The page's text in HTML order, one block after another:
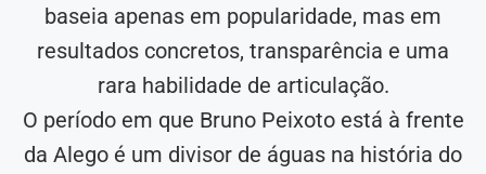
baseia apenas em popularidade, mas em
resultados concretos, transparência e uma
rara habilidade de articulação.
O período em que Bruno Peixoto está à frente
da Alego é um divisor de águas na história do